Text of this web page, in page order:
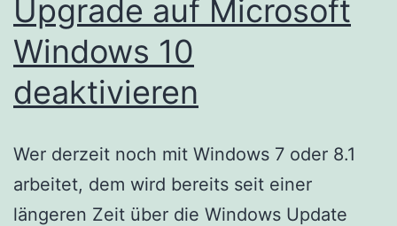
Upgrade auf Microsoft
Windows 10
deaktivieren
Wer derzeit noch mit Windows 7 oder 8.1
arbeitet, dem wird bereits seit einer
längeren Zeit über die Windows Update